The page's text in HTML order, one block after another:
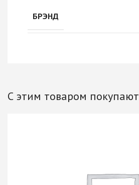
БРЭНД
С этим товаром покупают